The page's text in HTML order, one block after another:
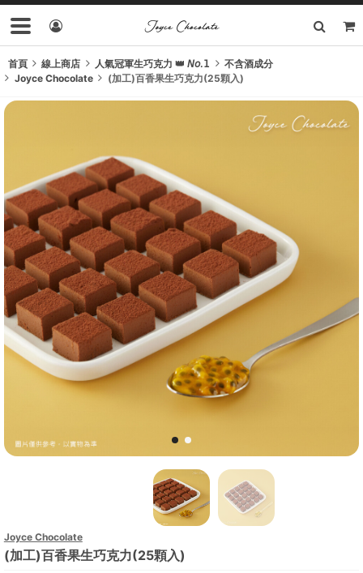
首頁 線上商店 人氣冠軍生巧克力 👑 𝘕𝘰.𝟣
不含酒成分
Joyce Chocolate
(加工)百香果生巧克力(25顆入)
Joyce Chocolate
(加工)百香果生巧克力(25顆入)